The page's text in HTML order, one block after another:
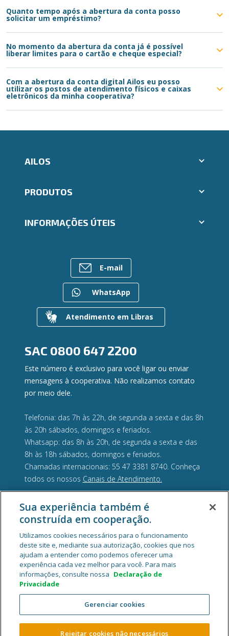
Quanto tempo após a abertura da conta posso
solicitar um empréstimo?
No momento da abertura da conta já é possível
liberar limites para o cartão e cheque especial?
Com a abertura da conta digital Ailos eu posso
utilizar os postos de atendimento físicos e caixas
eletrônicos da minha cooperativa?
AILOS
Indique um amigo
Trabalhe Conosco
Ailos Educação
Gerenciar Cookies
PRODUTOS
Consórcios
Para empresas
INFORMAÇÕES ÚTEIS
Rede de Atendimento
Entre em contato
Canal de Ética
Gerenciamento de Riscos
Privacidade e Segurança
Dúvidas
E-mail
WhatsApp
Atendimento em Libras
SAC 0800 647 2200
Este número é exclusivo para você ligar ou enviar
mensagens à cooperativa. Não realizamos contato
por meio dele.
Telefonia: das 7h às 22h, de segunda a sexta e das 8h
às 20h sábados, domingos e feriados.
Whatsapp: das 8h às 20h, de segunda a sexta e das
8h às 18h sábados, domingos e feriados.
Chamadas internacionais: 55 47 3381 8740. Conheça
todos os nossos Canais de Atendimento.
Ouvidoria 0800 644 1100: das 8h às 17h, de segunda
a sexta.
Sua experiência também é
construída em cooperação.
Utilizamos cookies necessários para o funcionamento
deste site e, mediante sua autorização, cookies que nos
ajudam a entender como podemos oferecer uma
experiência cada vez melhor para você. Para mais
informações, consulte nossa Declaração de
Privacidade
Gerenciar cookies
Rejeitar cookies não necessários